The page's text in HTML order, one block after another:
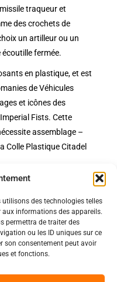
utilisons des technologies telles
aux informations des appareils.
permettra de traiter des
ou les ID uniques sur ce
son consentement peut avoir
et fonctions.
traqueur et
des crochets de
un artilleur ou un
fermée.
en plastique, et est
de Véhicules
et icônes des
Fists. Cette
assemblage –
Colle Plastique Citadel
Politiques
de confidentialité
de vente et livraison
conduite